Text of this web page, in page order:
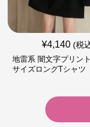
¥4,140 (税
地雷系 闇文字プリン
サイズロングTシャツ